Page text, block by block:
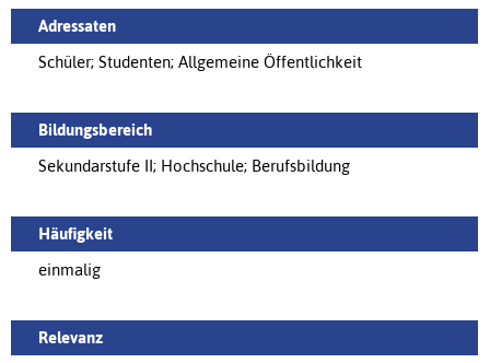
Adressaten
Schüler; Studenten; Allgemeine Öffentlichkeit
Bildungsbereich
Sekundarstufe II; Hochschule; Berufsbildung
Häufigkeit
einmalig
Relevanz